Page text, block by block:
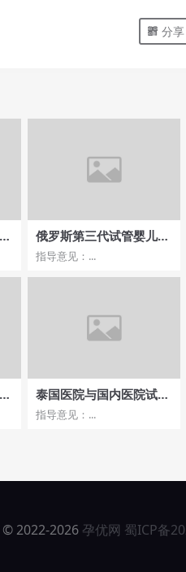
分享
俄罗斯第三代试管婴儿哪
家医院费用性价比高
指导意见：...
泰国医院与国内医院试管
婴儿，费用与价格哪家更
实惠？
指导意见：...
2022-2026 孕优网 蜀ICP备